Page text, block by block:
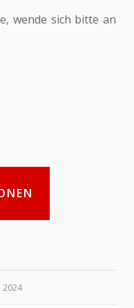
wende sich bitte an
2024